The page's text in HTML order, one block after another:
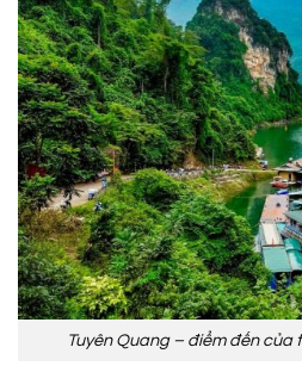
Tuyên Quang – điểm đến của